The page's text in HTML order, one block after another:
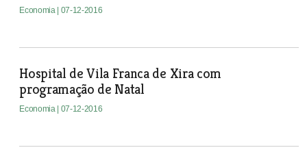
Economia | 07-12-2016
Hospital de Vila Franca de Xira com
programação de Natal
Economia | 07-12-2016